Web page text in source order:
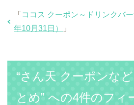
「 ココス クーポン～ドリンクバ
年10月31日）
」
“さん天 クーポンな
とめ” への4件のフィ